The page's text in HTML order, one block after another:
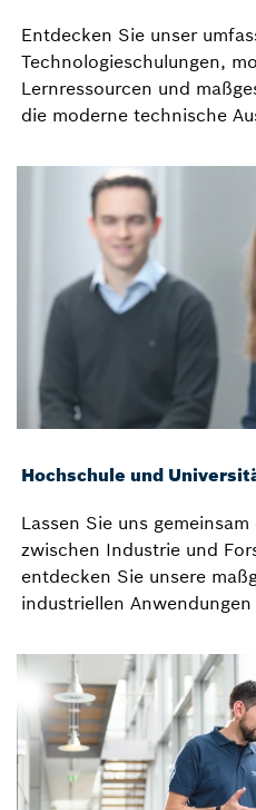
Entdecken Sie unser
Technologieschulungen,
Lernressourcen und
die moderne technische
Hochschule und
Lassen Sie uns
zwischen Industrie und
entdecken Sie unsere
industriellen